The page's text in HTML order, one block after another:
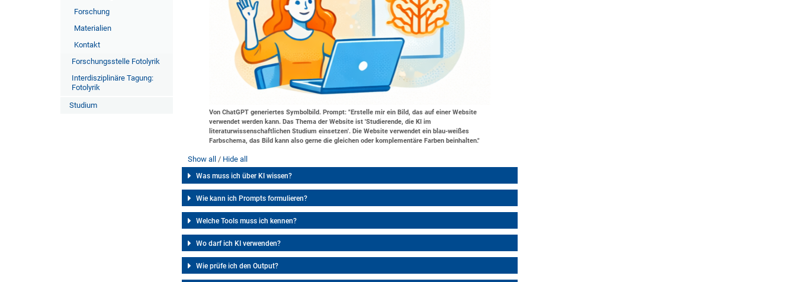
Forschung
Materialien
Kontakt
Forschungsstelle Fotolyrik
Interdisziplinäre Tagung:
Fotolyrik
Studium
Von ChatGPT generiertes Symbolbild. Prompt: "Erstelle mir ein Bild, das auf einer Website
verwendet werden kann. Das Thema der Website ist 'Studierende, die KI im
literaturwissenschaftlichen Studium einsetzen'. Die Website verwendet ein blau-weißes
Farbschema, das Bild kann also gerne die gleichen oder komplementäre Farben beinhalten."
Show all Hide all
Was muss ich über KI wissen?
Wie kann ich Prompts formulieren?
Welche Tools muss ich kennen?
Wo darf ich KI verwenden?
Wie prüfe ich den Output?